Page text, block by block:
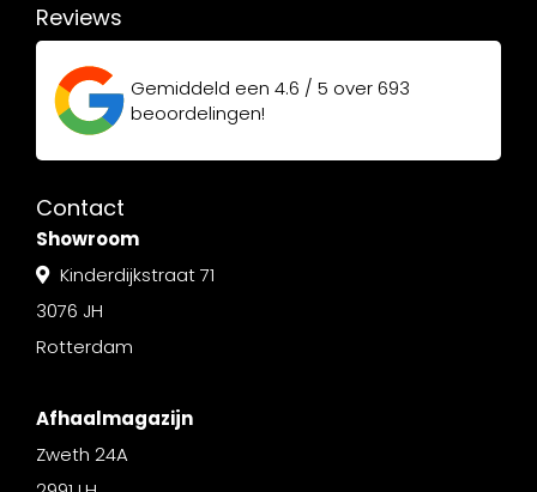
Reviews
Gemiddeld een 4.6 / 5 over693
beoordelingen!
Contact
Showroom
Kinderdijkstraat 71
3076 JH
Rotterdam
Afhaalmagazijn
Zweth 24A